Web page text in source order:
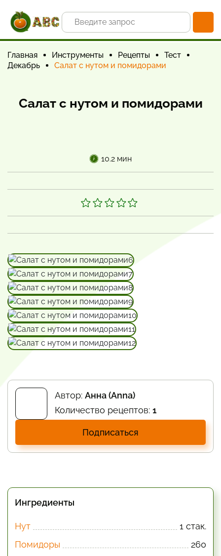
Главная Инструменты Рецепты
Тест
Декабрь
Салат с нутом и помидорами
Салат с нутом и помидорами
10.2 мин
Автор: Анна (Anna)
Количество рецептов: 1
Подписаться
Ингредиенты
Нут
1 стак.
Помидоры
260